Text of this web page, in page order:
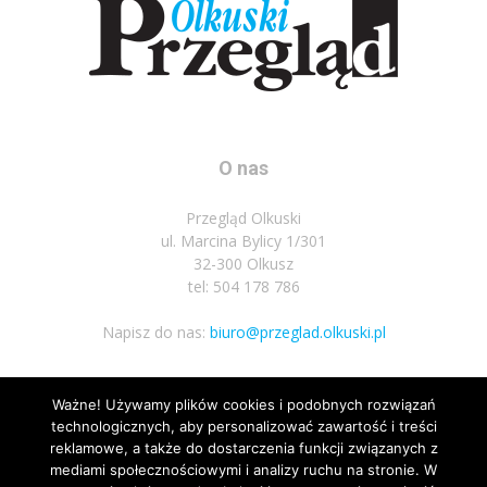
O nas
Przegląd Olkuski
ul. Marcina Bylicy 1/301
32-300 Olkusz
tel: 504 178 786
Napisz do nas: biuro@przeglad.olkuski.pl
Podążaj za nami
Ważne! Używamy plików cookies i podobnych rozwiązań
technologicznych, aby personalizować zawartość i treści
reklamowe, a także do dostarczenia funkcji związanych z
mediami społecznościowymi i analizy ruchu na stronie. W